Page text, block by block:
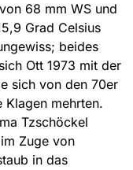
68 mm WS und
Grad Celsius
beides
Ott 1973 mit der
sich von den 70er
Klagen mehrten.
Tzschöckel
Zuge von
in das